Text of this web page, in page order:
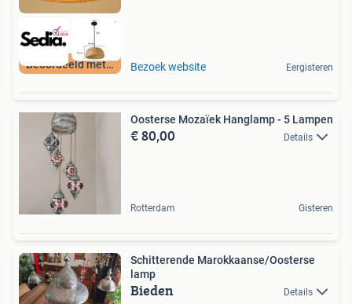
Beoordeeld met 9+ Bezoek website Eergisteren
Oosterse Mozaïek Hanglamp - 5 Lampen
€ 80,00 Details
Rotterdam Gisteren
Schitterende Marokkaanse/Oosterse
lamp
Bieden Details